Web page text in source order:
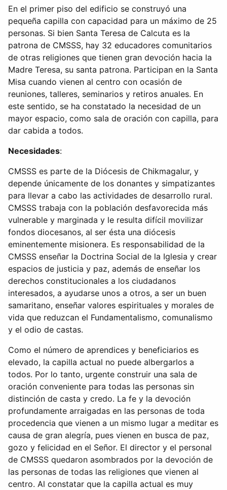
En el primer piso del edificio se construyó una
pequeña capilla con capacidad para un máximo de 25
personas. Si bien Santa Teresa de Calcuta es la
patrona de CMSSS, hay 32 educadores comunitarios
de otras religiones que tienen gran devoción hacia la
Madre Teresa, su santa patrona. Participan en la Santa
Misa cuando vienen al centro con ocasión de
reuniones, talleres, seminarios y retiros anuales. En
este sentido, se ha constatado la necesidad de un
mayor espacio, como sala de oración con capilla, para
dar cabida a todos.
Necesidades:
CMSSS es parte de la Diócesis de Chikmagalur, y
depende únicamente de los donantes y simpatizantes
para llevar a cabo las actividades de desarrollo rural.
CMSSS trabaja con la población desfavorecida más
vulnerable y marginada y le resulta difí­cil movilizar
fondos diocesanos, al ser ésta una diócesis
eminentemente misionera. Es responsabilidad de la
CMSSS enseñar la Doctrina Social de la Iglesia y crear
espacios de justicia y paz, además de enseñar los
derechos constitucionales a los ciudadanos
interesados, a ayudarse unos a otros, a ser un buen
samaritano, enseñar valores espirituales y morales de
vida que reduzcan el Fundamentalismo, comunalismo
y el odio de castas.
Como el número de aprendices y beneficiarios es
elevado, la capilla actual no puede albergarlos a
todos. Por lo tanto, urgente construir una sala de
oración conveniente para todas las personas sin
distinción de casta y credo. La fe y la devoción
profundamente arraigadas en las personas de toda
procedencia que vienen a un mismo lugar a meditar es
causa de gran alegrí­a, pues vienen en busca de paz,
gozo y felicidad en el Señor. El director y el personal
de CMSSS quedaron asombrados por la devoción de
las personas de todas las religiones que vienen al
centro. Al constatar que la capilla actual es muy